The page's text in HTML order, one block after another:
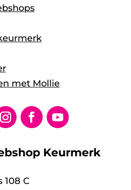
met Mollie
Keurmerk
108 C